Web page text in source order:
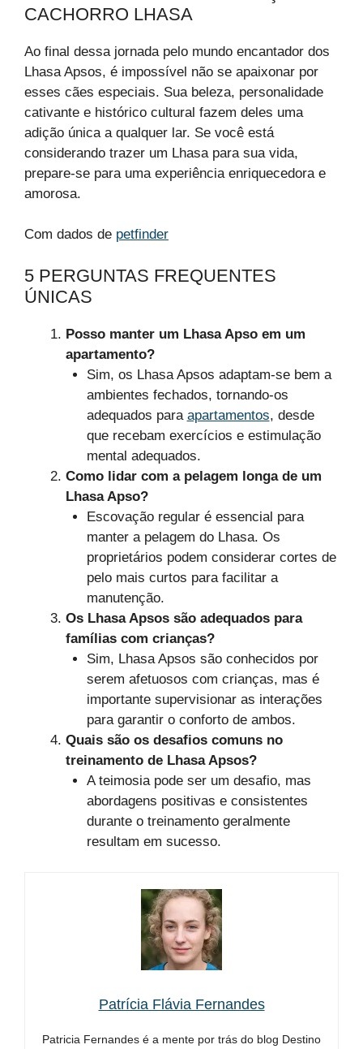
CACHORRO LHASA
Ao final dessa jornada pelo mundo encantador dos
Lhasa Apsos, é impossível não se apaixonar por
esses cães especiais. Sua beleza, personalidade
cativante e histórico cultural fazem deles uma
adição única a qualquer lar. Se você está
considerando trazer um Lhasa para sua vida,
prepare-se para uma experiência enriquecedora e
amorosa.
Com dados de petfinder
5 PERGUNTAS FREQUENTES
ÚNICAS
Posso manter um Lhasa Apso em um
apartamento?
Sim, os Lhasa Apsos adaptam-se bem a
ambientes fechados, tornando-os
adequados para apartamentos, desde
que recebam exercícios e estimulação
mental adequados.
Como lidar com a pelagem longa de um
Lhasa Apso?
Escovação regular é essencial para
manter a pelagem do Lhasa. Os
proprietários podem considerar cortes de
pelo mais curtos para facilitar a
manutenção.
Os Lhasa Apsos são adequados para
famílias com crianças?
Sim, Lhasa Apsos são conhecidos por
serem afetuosos com crianças, mas é
importante supervisionar as interações
para garantir o conforto de ambos.
Quais são os desafios comuns no
treinamento de Lhasa Apsos?
A teimosia pode ser um desafio, mas
abordagens positivas e consistentes
durante o treinamento geralmente
resultam em sucesso.
Patrícia Flávia Fernandes
Patricia Fernandes é a mente por trás do blog Destino